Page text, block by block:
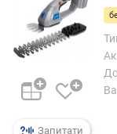
н
а
ш
т
н
Запитати